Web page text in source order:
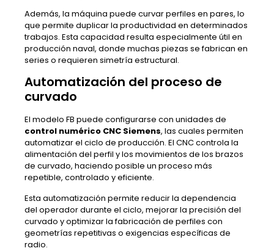
Además, la máquina puede curvar perfiles en pares, lo
que permite duplicar la productividad en determinados
trabajos. Esta capacidad resulta especialmente útil en
producción naval, donde muchas piezas se fabrican en
series o requieren simetría estructural.
Automatización del proceso de
curvado
El modelo FB puede configurarse con unidades de
control numérico CNC Siemens, las cuales permiten
automatizar el ciclo de producción. El CNC controla la
alimentación del perfil y los movimientos de los brazos
de curvado, haciendo posible un proceso más
repetible, controlado y eficiente.
Esta automatización permite reducir la dependencia
del operador durante el ciclo, mejorar la precisión del
curvado y optimizar la fabricación de perfiles con
geometrías repetitivas o exigencias específicas de
radio.